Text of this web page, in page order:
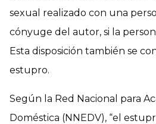
sexual realizado con una
cónyuge del autor, si la
Esta disposición también se
estupro.
Según la Red Nacional para
Doméstica (NNEDV), “el